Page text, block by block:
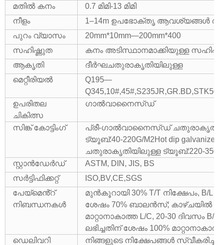
മതിൽ കനം
0.7 മിമി-13 മിമി
നീളം
1–14m ഉപഭോക്തൃ ആവശ്യങ്ങൾ
പുറം വ്യാസം
20mm*10mm—200mm*400
സഹിഷ്ണുത
കനം അടിസ്ഥാനമാക്കിയുള്ള
ആകൃതി
ദീർഘചതുരാകൃതിയിലുള്ള
മെറ്റീരിയൽ
Q195—
ഉപരിതല
ചികിത്സ
ഗാൽവാനൈസ്ഡ്
സിങ്ക് കോട്ടിംഗ്
പ്രീ-ഗാൽവാനൈസ്ഡ്
ട്യൂബ്:40-220G/M2Hot dip
ചതുരാകൃതിയിലുള്ള ട്യൂബ്:220-
സ്റ്റാൻഡേർഡ്
ASTM, DIN, JIS, BS
സർട്ടിഫിക്കറ്റ്
ISO,BV,CE,SGS
പേയ്മെൻ്റ്
നിബന്ധനകൾ
മുൻകൂറായി 30% T/T നിക്ഷേപം, B/L
ശേഷം 70% ബാലൻസ്; കാഴ്ചയിൽ
മാറ്റാനാകാത്ത L/C, 20-30 ദിവസം B/
ലഭിച്ചതിന് ശേഷം 100%
ഡെലിവറി
നിങ്ങളുടെ നിക്ഷേപങ്ങൾ സ്വീകരിച്ച്